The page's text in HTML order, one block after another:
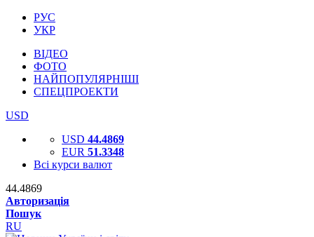
РУС
УКР
ВІДЕО
ФОТО
НАЙПОПУЛЯРНІШІ
СПЕЦПРОЕКТИ
USD
USD 44.4869
EUR 51.3348
Всі курси валют
44.4869
Авторизація
Пошук
RU